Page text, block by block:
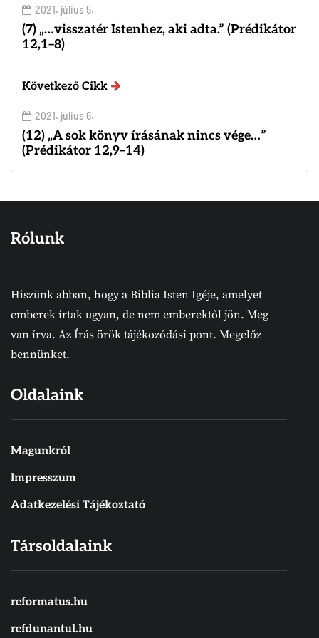
2021. július 5.
(7) „…visszatér Istenhez, aki adta.” (Prédikátor
12,1–8)
Következő Cikk
2021. július 6.
(12) „A sok könyv írásának nincs vége…”
(Prédikátor 12,9–14)
Rólunk
Hiszünk abban, hogy a Biblia Isten Igéje, amelyet
emberek írtak ugyan, de nem emberektől jön. Meg
van írva. Az Írás örök tájékozódási pont. Megelőz
bennünket.
Oldalaink
Magunkról
Impresszum
Adatkezelési Tájékoztató
Társoldalaink
reformatus.hu
refdunantul.hu